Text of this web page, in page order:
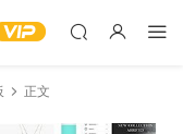
正文